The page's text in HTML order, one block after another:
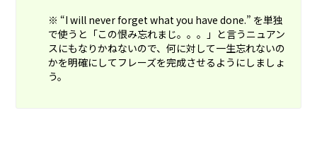
※ “I will never forget what you have done.” を単独
で使うと「この恨み忘れまじ。。。」と言うニュアン
スにもなりかねないので、何に対して一生忘れないの
かを明確にしてフレーズを完成させるようにしましょ
う。